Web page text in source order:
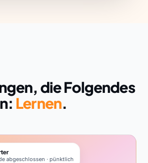
die Folgendes
Lernen.
abgeschlossen · pünktlich